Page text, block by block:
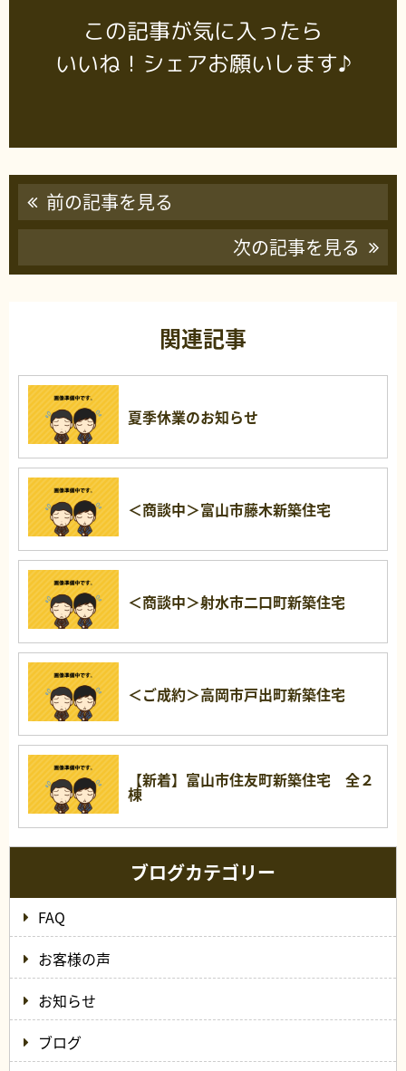
この記事が気に入ったら
いいね！シェアお願いします♪
前の記事を見る
次の記事を見る
関連記事
夏季休業のお知らせ
＜商談中＞富山市藤木新築住宅
＜商談中＞射水市二口町新築住宅
＜ご成約＞高岡市戸出町新築住宅
【新着】富山市住友町新築住宅 全２
棟
ブログカテゴリー
FAQ
お客様の声
お知らせ
ブログ